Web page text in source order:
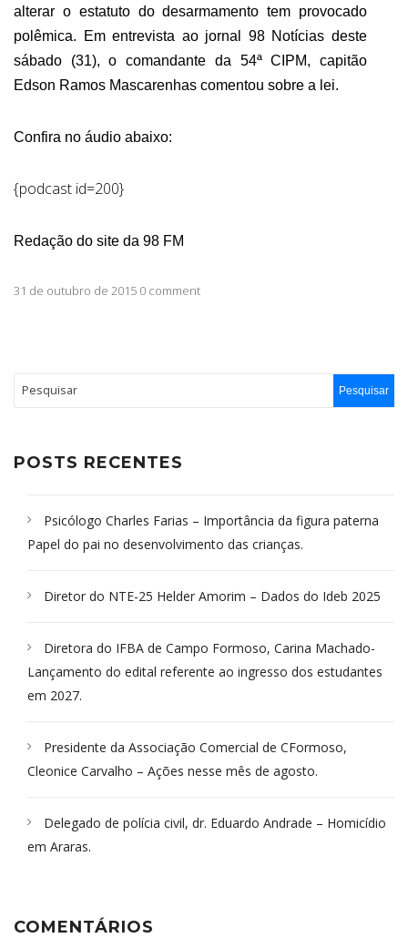
alterar o estatuto do desarmamento tem provocado
polêmica. Em entrevista ao jornal 98 Notícias deste
sábado (31), o comandante da 54ª CIPM, capitão
Edson Ramos Mascarenhas comentou sobre a lei.
Confira no áudio abaixo:
{podcast id=200}
Redação do site da 98 FM
31 de outubro de 2015 0 comment
POSTS RECENTES
Psicólogo Charles Farias – Importância da figura paterna
Papel do pai no desenvolvimento das crianças.
Diretor do NTE-25 Helder Amorim – Dados do Ideb 2025
Diretora do IFBA de Campo Formoso, Carina Machado-
Lançamento do edital referente ao ingresso dos estudantes
em 2027.
Presidente da Associação Comercial de CFormoso,
Cleonice Carvalho – Ações nesse mês de agosto.
Delegado de polícia civil, dr. Eduardo Andrade – Homicídio
em Araras.
COMENTÁRIOS